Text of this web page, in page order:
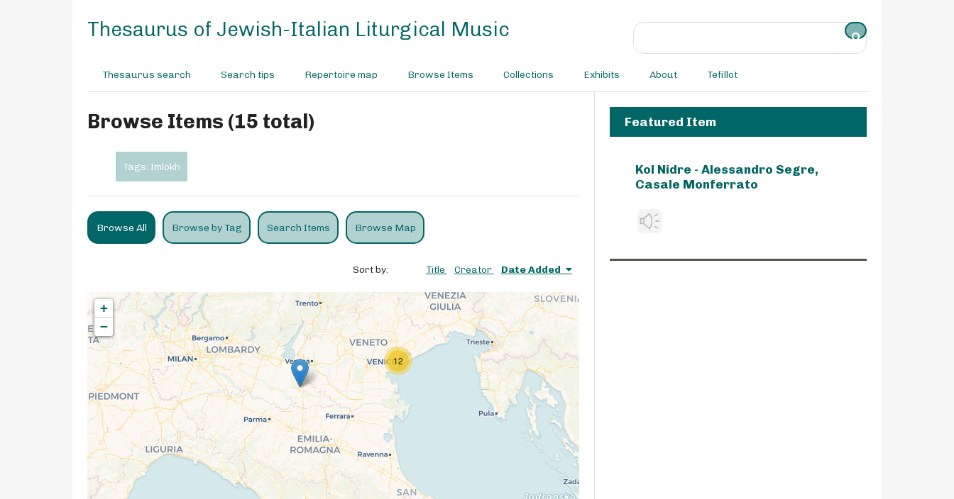
Thesaurus of Jewish-Italian Liturgical Music
Thesaurus search Search tips Repertoire map Browse Items Collections Exhibits About Tefillot
Browse Items (15 total)
Tags: Imlokh
Browse All Browse by Tag Search Items Browse Map
Sort by: Title Creator Date Added
12
+
−
Featured Item
Kol Nidre - Alessandro Segre,
Casale Monferrato